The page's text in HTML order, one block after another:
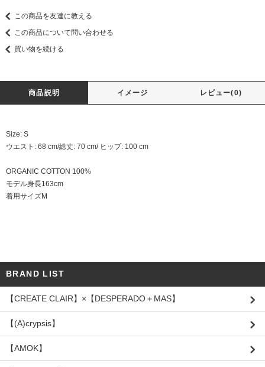
この商品を友達に教える
この商品について問い合わせる
買い物を続ける
商品説明 イメージ レビュー(0)
Size: S
ウエスト: 68 cm/総丈: 70 cm/ ヒップ: 100 cm
ORGANIC COTTON 100%
モデル身長163cm
着用サイズM
BRAND LIST
【CREATE CLAIR】×【DESPERADO＋MAS】
【(A)crypsis】
【AMOK】